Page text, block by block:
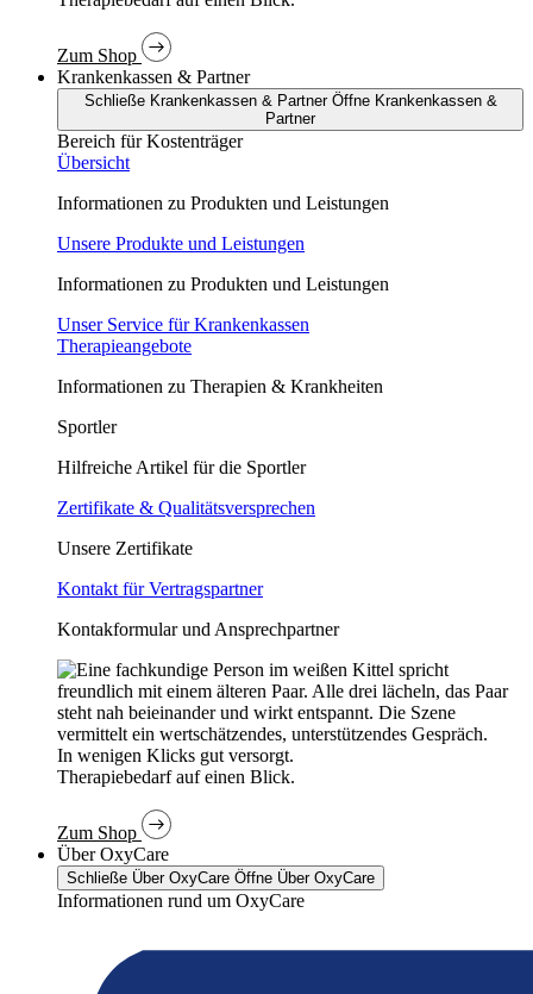
Zum Shop
Krankenkassen & Partner
Schließe Krankenkassen & Partner Öffne Krankenkassen &
Partner
Bereich für Kostenträger
Übersicht
Informationen zu Produkten und Leistungen
Unsere Produkte und Leistungen
Informationen zu Produkten und Leistungen
Unser Service für Krankenkassen
Therapieangebote
Informationen zu Therapien & Krankheiten
Sportler
Hilfreiche Artikel für die Sportler
Zertifikate & Qualitätsversprechen
Unsere Zertifikate
Kontakt für Vertragspartner
Kontakformular und Ansprechpartner
In wenigen Klicks gut versorgt.
Therapiebedarf auf einen Blick.
Zum Shop
Über OxyCare
Schließe Über OxyCare Öffne Über OxyCare
Informationen rund um OxyCare